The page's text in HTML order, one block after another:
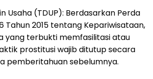
Usaha (TDUP): Berdasarkan Perda
Tahun 2015 tentang Kepariwisataan,
yang terbukti memfasilitasi atau
prostitusi wajib ditutup secara
pemberitahuan sebelumnya.